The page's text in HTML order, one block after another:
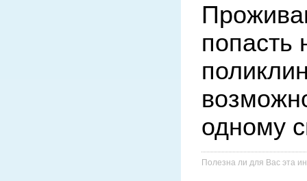
попасть
одному
Полезна ли для Вас эта